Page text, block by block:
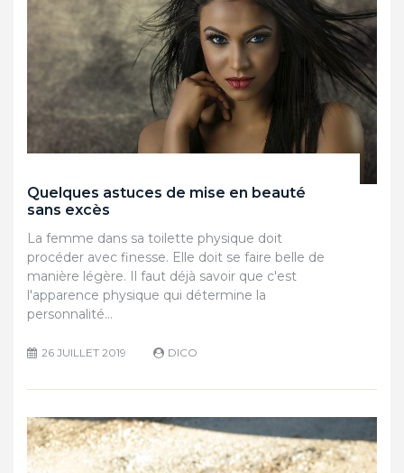
Quelques astuces de mise en beauté
sans excès
La femme dans sa toilette physique doit
procéder avec finesse. Elle doit se faire belle de
manière légère. Il faut déjà savoir que c'est
l'apparence physique qui détermine la
personnalité…
26 JUILLET 2019 DICO